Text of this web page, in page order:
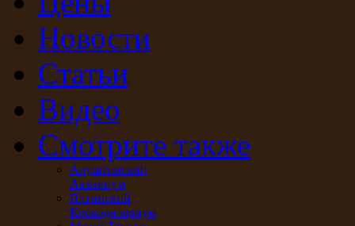
Новости
Статьи
Видео
Смотрите также
Алуштинский
Аквариум
Ялтинский
Крокодиляриум